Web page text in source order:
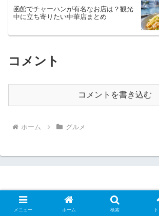
函館でチャーハンが有名なお店は？観光
中に立ち寄りたい中華店まとめ
コメント
コメントを書き込む
ホーム グルメ
HOKKAIDO
© 2026 HOKKAIDO
メニュー ホーム 検索